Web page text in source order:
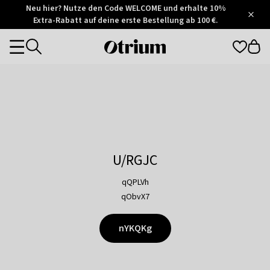
Otrium
Trustpilot
Neu hier? Nutze den Code WELCOME und erhalte 10%
Extra-Rabatt auf deine erste Bestellung ab 100 €.
Otrium
Categories
U/RGJC
qQPLVh
qObvX7
nYKQKg